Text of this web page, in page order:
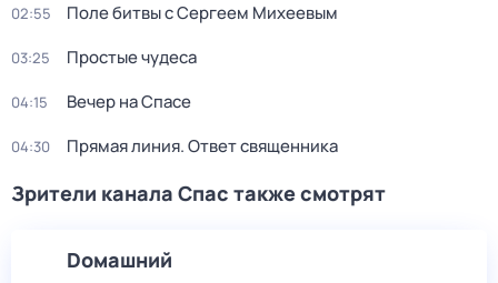
02:55 Поле битвы с Сергеем Михеевым
03:25 Простые чудеса
04:15 Вечер на Спасе
04:30 Прямая линия. Ответ священника
Зрители канала Спас также смотрят
Dомашний